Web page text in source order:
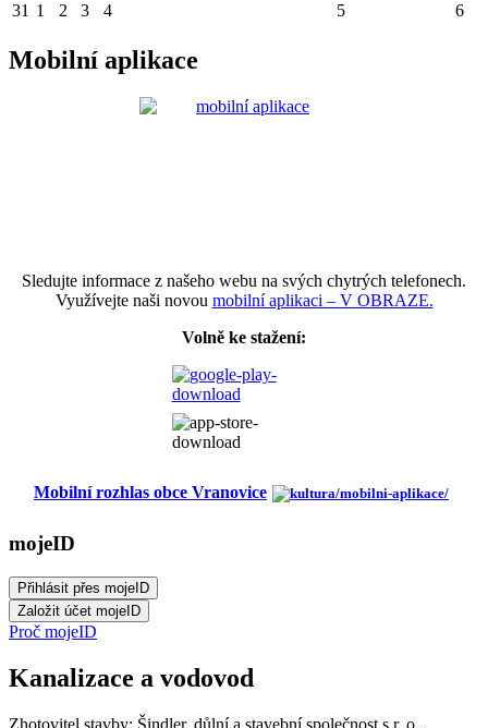
31 1 2 3 4 5 6
Mobilní aplikace
Sledujte informace z našeho webu na svých chytrých telefonech.
Využívejte naši novou mobilní aplikaci – V OBRAZE.
Volně ke stažení:
Mobilní rozhlas obce Vranovice
mojeID
Proč mojeID
Kanalizace a vodovod
Zhotovitel stavby: Šindler, důlní a stavební společnost s r. o.,